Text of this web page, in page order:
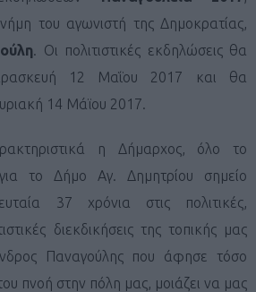
του αγωνιστή της Δημοκρατίας,
. Οι πολιτιστικές εκδηλώσεις θα
12 Μαΐου 2017 και θα
14 Μάϊου 2017.
η Δήμαρχος, όλο το
το Δήμο Αγ. Δημητρίου σημείο
37 χρόνια στις πολιτικές,
διεκδικήσεις της τοπικής μας
Παναγούλης που άφησε τόσο
πνοή στην πόλη μας, μοιάζει να μας